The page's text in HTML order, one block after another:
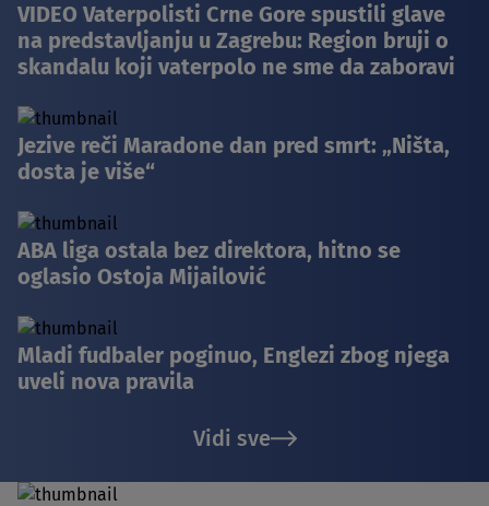
VIDEO Vaterpolisti Crne Gore spustili glave
na predstavljanju u Zagrebu: Region bruji o
skandalu koji vaterpolo ne sme da zaboravi
Jezive reči Maradone dan pred smrt: „Ništa,
dosta je više“
ABA liga ostala bez direktora, hitno se
oglasio Ostoja Mijailović
Mladi fudbaler poginuo, Englezi zbog njega
uveli nova pravila
Vidi sve